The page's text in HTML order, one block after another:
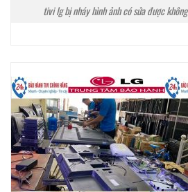
tivi lg bị nháy hình ảnh có sửa được không